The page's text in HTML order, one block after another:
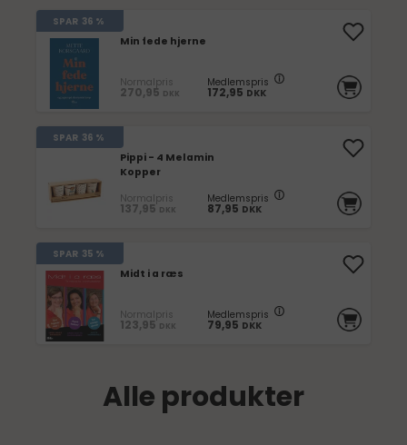
SPAR 36 %
Min fede hjerne
Normalpris
270,95 DKK
Medlemspris
172,95 DKK
SPAR 36 %
Pippi - 4 Melamin
Kopper
Normalpris
137,95 DKK
Medlemspris
87,95 DKK
SPAR 35 %
Midt i a ræs
Normalpris
123,95 DKK
Medlemspris
79,95 DKK
Alle produkter